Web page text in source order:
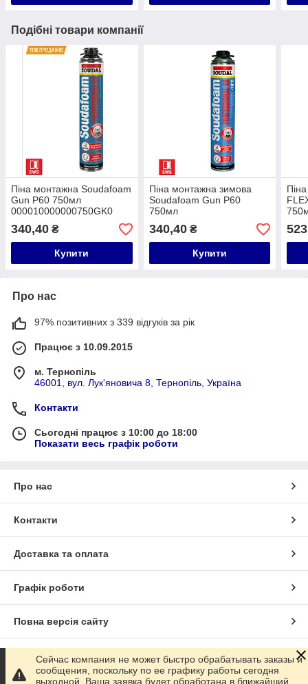
Подібні товари компанії
Піна монтажна Soudafoam
Gun P60 750мл
000010000000750GK0
340,40 ₴
Купити
Піна монтажна зимова
Soudafoam Gun P60
750мл
000010000000750GK1
340,40₴
Купити
Про нас
97% позитивних з 339 відгуків за рік
Працює з 10.09.2015
м. Тернопіль
46001, вул. Лук'яновича 8, Тернопіль, Україна
Контакти
Сьогодні працює з 10:00 до 18:00
Показати весь графік роботи
Про нас
Контакти
Доставка та оплата
Графік роботи
Повна версія сайту
Сайт створено на маркетплейсі Prom.ua
Сейчас компания не может быстро обрабатывать заказы и
сообщения, поскольку по ее графику работы сегодня
выходной. Ваша заявка будет обработана в ближайший